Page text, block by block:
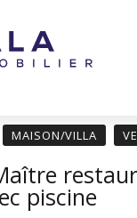
MAISON/VILLA
piscine